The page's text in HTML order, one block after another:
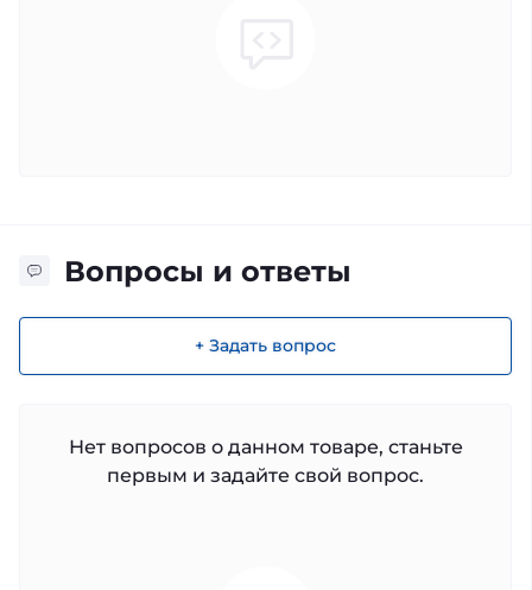
Вопросы и ответы
+ Задать вопрос
Нет вопросов о данном товаре, станьте
первым и задайте свой вопрос.